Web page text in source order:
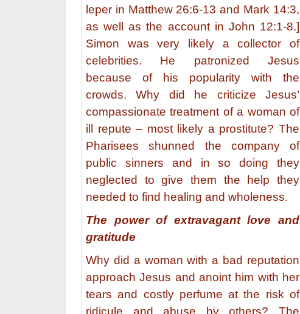
leper in Matthew 26:6-13 and Mark 14:3,
as well as the account in John 12:1-8.]
Simon was very likely a collector of
celebrities. He patronized Jesus
because of his popularity with the
crowds. Why did he criticize Jesus’
compassionate treatment of a woman of
ill repute – most likely a prostitute? The
Pharisees shunned the company of
public sinners and in so doing they
neglected to give them the help they
needed to find healing and wholeness.
The power of extravagant love and
gratitude
Why did a woman with a bad reputation
approach Jesus and anoint him with her
tears and costly perfume at the risk of
ridicule and abuse by others? The